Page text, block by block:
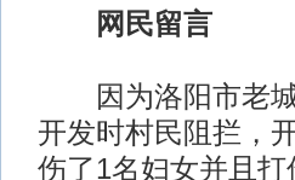
网民留言
因为洛阳市老城
开发时村民阻拦，
伤了1名妇女并且